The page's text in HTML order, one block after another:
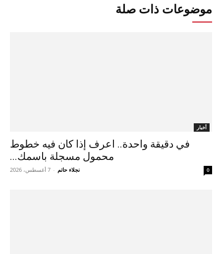
موضوعات ذات صلة
أخبار
في دقيقة واحدة.. اعرف إذا كان فيه خطوط
محمول مسجلة باسمك...
نجلاء حاتم - 7 أغسطس، 2026 0